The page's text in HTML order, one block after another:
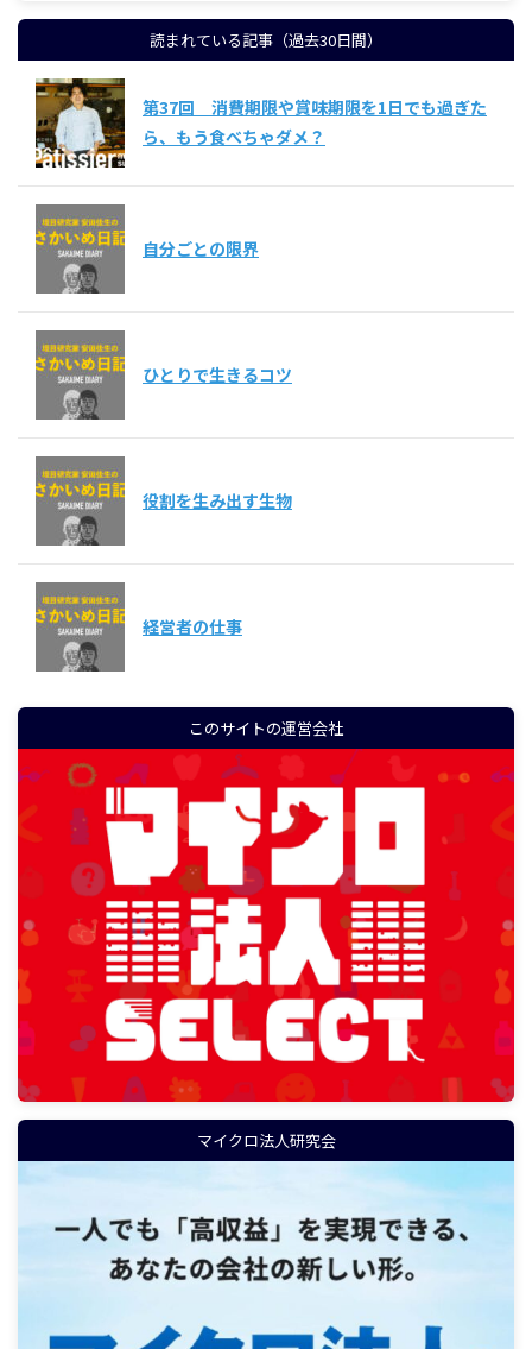
読まれている記事（過去30日間）
第37回 消費期限や賞味期限を1日でも過ぎた
ら、もう食べちゃダメ？
自分ごとの限界
ひとりで生きるコツ
役割を生み出す生物
経営者の仕事
このサイトの運営会社
マイクロ法人研究会